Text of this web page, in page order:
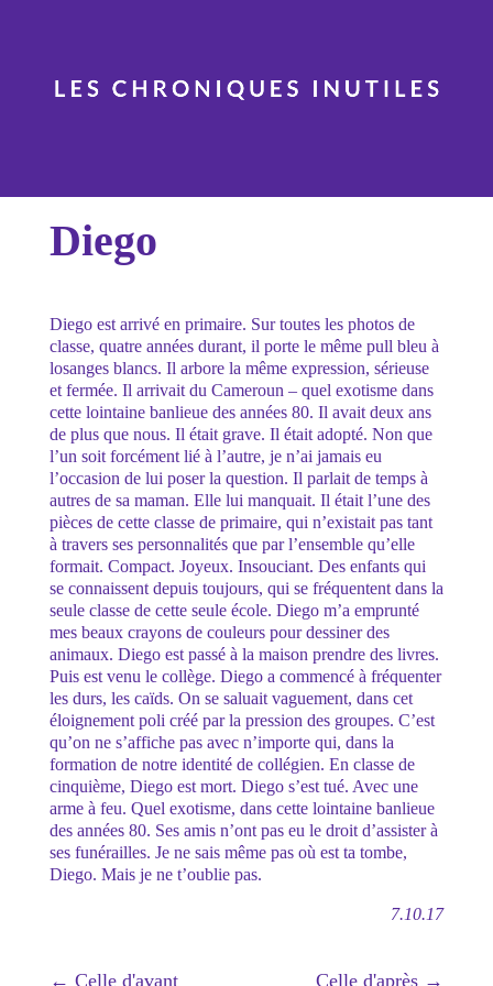
Diego
Diego est arrivé en primaire. Sur toutes les photos de
classe, quatre années durant, il porte le même pull bleu à
losanges blancs. Il arbore la même expression, sérieuse
et fermée. Il arrivait du Cameroun – quel exotisme dans
cette lointaine banlieue des années 80. Il avait deux ans
de plus que nous. Il était grave. Il était adopté. Non que
l’un soit forcément lié à l’autre, je n’ai jamais eu
l’occasion de lui poser la question. Il parlait de temps à
autres de sa maman. Elle lui manquait. Il était l’une des
pièces de cette classe de primaire, qui n’existait pas tant
à travers ses personnalités que par l’ensemble qu’elle
formait. Compact. Joyeux. Insouciant. Des enfants qui
se connaissent depuis toujours, qui se fréquentent dans la
seule classe de cette seule école. Diego m’a emprunté
mes beaux crayons de couleurs pour dessiner des
animaux. Diego est passé à la maison prendre des livres.
Puis est venu le collège. Diego a commencé à fréquenter
les durs, les caïds. On se saluait vaguement, dans cet
éloignement poli créé par la pression des groupes. C’est
qu’on ne s’affiche pas avec n’importe qui, dans la
formation de notre identité de collégien. En classe de
cinquième, Diego est mort. Diego s’est tué. Avec une
arme à feu. Quel exotisme, dans cette lointaine banlieue
des années 80. Ses amis n’ont pas eu le droit d’assister à
ses funérailles. Je ne sais même pas où est ta tombe,
Diego. Mais je ne t’oublie pas.
7.10.17
← Celle d'avant Celle d'après →